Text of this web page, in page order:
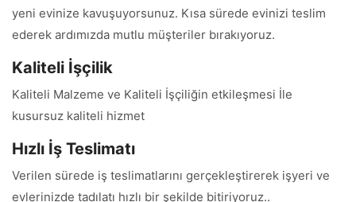
yeni evinize kavuşuyorsunuz. Kısa sürede evinizi teslim
ederek ardımızda mutlu müşteriler bırakıyoruz.
Kaliteli İşçilik
Kaliteli Malzeme ve Kaliteli İşçiliğin etkileşmesi İle
kusursuz kaliteli hizmet
Hızlı İş Teslimatı
Verilen sürede iş teslimatlarını gerçekleştirerek işyeri ve
evlerinizde tadılatı hızlı bir şekilde bitiriyoruz..